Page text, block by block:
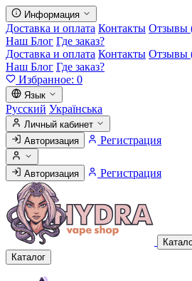
Информация
Доставка и оплата Контакты Отзывы
Наш Блог Где заказ?
Доставка и оплата Контакты Отзывы
Наш Блог Где заказ?
Избранное: 0
Язык
Русский Українська
Личный кабинет
Авторизация
Регистрация
Авторизация Регистрация
Каталог